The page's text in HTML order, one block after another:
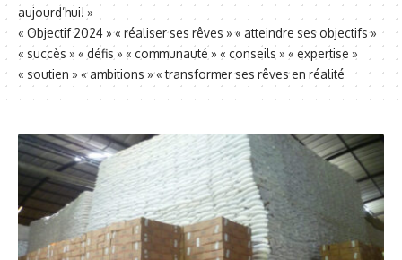
aujourd’hui! »
« Objectif 2024 » « réaliser ses rêves » « atteindre ses objectifs »
« succès » « défis » « communauté » « conseils » « expertise »
« soutien » « ambitions » « transformer ses rêves en réalité